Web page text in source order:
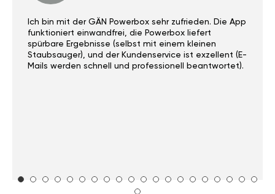
Ich bin mit der GÄN Powerbox sehr zufrieden. Die App
funktioniert einwandfrei, die Powerbox liefert
spürbare Ergebnisse (selbst mit einem kleinen
Staubsauger), und der Kundenservice ist exzellent (E-
Mails werden schnell und professionell beantwortet).